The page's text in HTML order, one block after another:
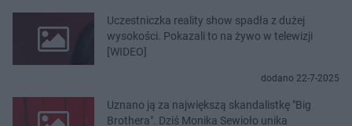
Uczestniczka reality show spadła z dużej
wysokości. Pokazali to na żywo w telewizji
[WIDEO]
dodano 22-7-2025
Uznano ją za największą skandalistkę "Big
Brothera". Dziś Monika Sewioło unika